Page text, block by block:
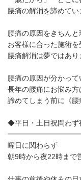
腰痛の解消を諦めてい
腰痛の原因をきちんと
お客様に合った施術
腰痛解消は夢ではあり
腰痛の原因が分かっ
長年の腰痛にお悩み方
諦めてしまう前に《腰
◆平日・土日祝問わ
曜日に関わらず
朝9時から夜22時まで